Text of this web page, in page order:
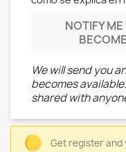
NOTIFY
We will send you
becomes
shared with
Get register and